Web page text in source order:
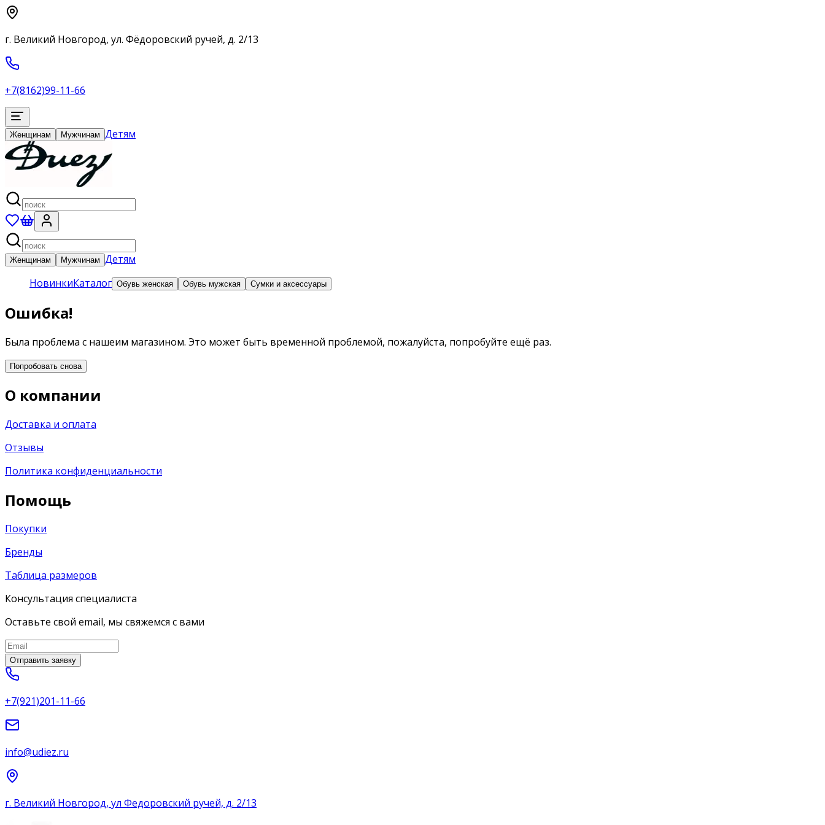
г. Великий Новгород, ул. Фёдоровский ручей, д. 2/13
+7(8162)99-11-66
Женщинам Мужчинам Детям
Женщинам Мужчинам Детям
НовинкиКаталог Обувь женская Обувь мужская Сумки и аксессуары
Ошибка!
Была проблема с нашеим магазином. Это может быть временной проблемой, пожалуйста, попробуйте ещё раз.
Попробовать снова
О компании
Доставка и оплата
Отзывы
Политика конфиденциальности
Помощь
Покупки
Бренды
Таблица размеров
Консультация специалиста
Оставьте свой email, мы свяжемся с вами
Отправить заявку
+7(921)201-11-66
info@udiez.ru
г. Великий Новгород, ул Федоровский ручей, д. 2/13